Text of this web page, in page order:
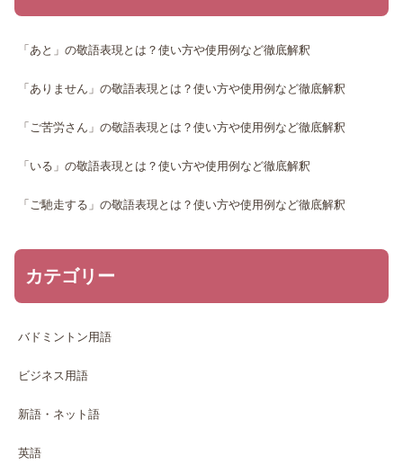
「あと」の敬語表現とは？使い方や使用例など徹底解釈
「ありません」の敬語表現とは？使い方や使用例など徹底解釈
「ご苦労さん」の敬語表現とは？使い方や使用例など徹底解釈
「いる」の敬語表現とは？使い方や使用例など徹底解釈
「ご馳走する」の敬語表現とは？使い方や使用例など徹底解釈
カテゴリー
バドミントン用語
ビジネス用語
新語・ネット語
英語